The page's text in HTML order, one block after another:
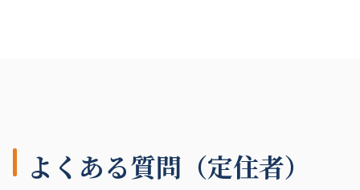
よくある質問（定住者）